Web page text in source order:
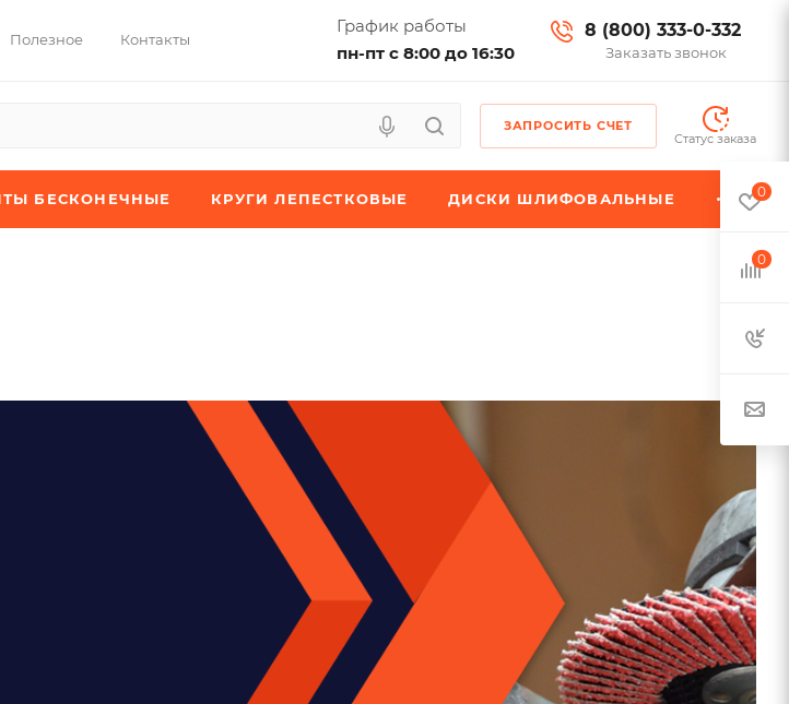
Полезное Контакты
График работы
пн-пт с 8:00 до 16:30
8 (800) 333-0-332
Заказать звонок
ЗАПРОСИТЬ СЧЕТ
Статус заказа
БЕСКОНЕЧНЫЕ КРУГИ ЛЕПЕСТКОВЫЕ ДИСКИ ШЛИФОВАЛЬНЫЕ 0
0